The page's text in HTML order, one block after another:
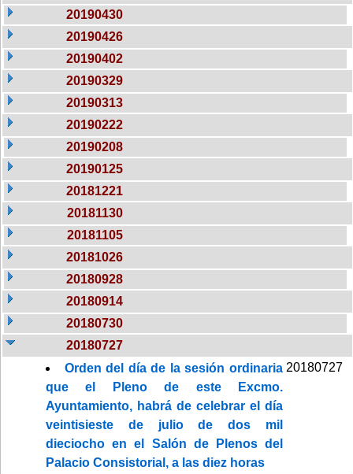
20190430
20190426
20190402
20190329
20190313
20190222
20190208
20190125
20181221
20181130
20181105
20181026
20180928
20180914
20180730
20180727
Orden del día de la sesión ordinaria
que el Pleno de este Excmo.
Ayuntamiento, habrá de celebrar el día
veintisieste de julio de dos mil
dieciocho en el Salón de Plenos del
Palacio Consistorial, a las diez horas
20180727